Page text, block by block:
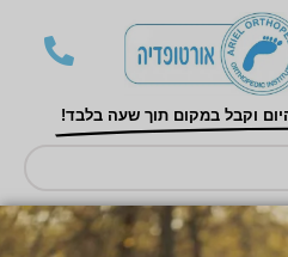
וקבל במקום תוך שעה בלבד!